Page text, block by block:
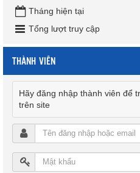
Tháng hiện tại
Tổng lượt truy cập
THÀNH VIÊN
Hãy đăng nhập thành viên để
trên site